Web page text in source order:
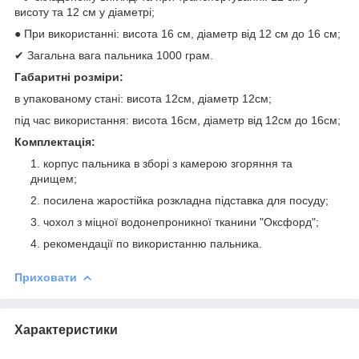
висоту та 12 см у діаметрі;
● При використанні: висота 16 см, діаметр від 12 см до 16 см;
✔ Загальна вага пальника 1000 грам.
Габаритні розміри:
в упакованому стані: висота 12см, діаметр 12см;
під час використання: висота 16см, діаметр від 12см до 16см;
Комплектація:
корпус пальника в зборі з камерою згоряння та
днищем;
посилена жаростійка розкладна підставка для посуду;
чохол з міцної водонепроникної тканини "Оксфорд";
рекомендації по використанню пальника.
Приховати
Характеристики